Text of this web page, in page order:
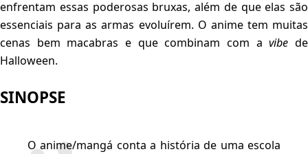
enfrentam essas poderosas bruxas, além de que elas são
essenciais para as armas evoluírem. O anime tem muitas
cenas bem macabras e que combinam com avibe de
Halloween.
SINOPSE
O anime/mangá conta a história de uma escola